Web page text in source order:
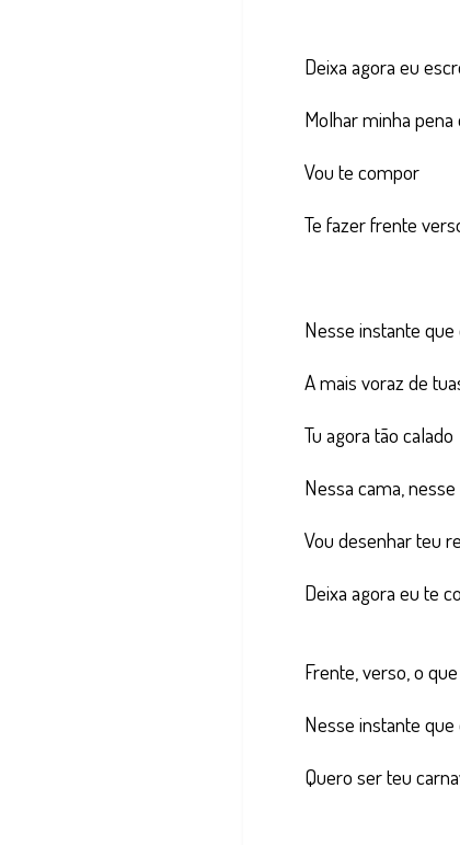
Deixa agora eu
Molhar minha
Vou te compor
Te fazer frente
Nesse instante que
A mais voraz de
Tu agora tão calado
Nessa cama,
Vou desenhar teu
Deixa agora eu te
Frente, verso, o
Nesse instante que
Quero ser teu